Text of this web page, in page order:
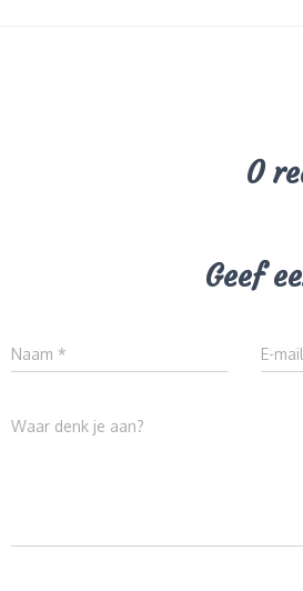
0
Geef
Naam * E-mail
Waar denk je aan?